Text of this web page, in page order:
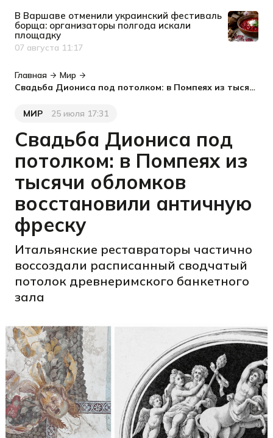
В Варшаве отменили украинский фестиваль
борща: организаторы полгода искали
площадку
Дата публикации
07 августа 11:17
Главная
Мир
Свадьба Диониса под потолком: в Помпеях из тысячи обломков восстановили античную фреску
Категория
МИР
Дата публикации
25 июля 17:31
Свадьба Диониса под
потолком: в Помпеях из
тысячи обломков
восстановили античную
фреску
Итальянские реставраторы частично
воссоздали расписанный сводчатый
потолок древнеримского банкетного
зала